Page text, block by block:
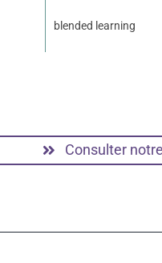
blended learning
Consulter